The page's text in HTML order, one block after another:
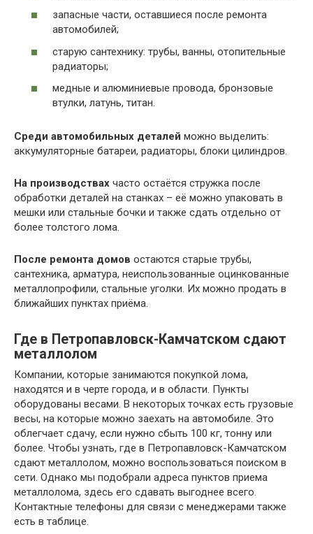
запасные части, оставшиеся после ремонта
автомобилей;
старую сантехнику: трубы, ванны, отопительные
радиаторы;
медные и алюминиевые провода, бронзовые
втулки, латунь, титан.
Среди автомобильных деталей можно выделить:
аккумуляторные батареи, радиаторы, блоки цилиндров.
На производствах часто остаётся стружка после
обработки деталей на станках – её можно упаковать в
мешки или стальные бочки и также сдать отдельно от
более толстого лома.
После ремонта домов остаются старые трубы,
сантехника, арматура, неиспользованные оцинкованные
металлопрофили, стальные уголки. Их можно продать в
ближайших пунктах приёма.
Где в Петропавловск-Камчатском сдают
металлолом
Компании, которые занимаются покупкой лома,
находятся и в черте города, и в области. Пункты
оборудованы весами. В некоторых точках есть грузовые
весы, на которые можно заехать на автомобиле. Это
облегчает сдачу, если нужно сбыть 100 кг, тонну или
более. Чтобы узнать, где в Петропавловск-Камчатском
сдают металлолом, можно воспользоваться поиском в
сети. Однако мы подобрали адреса пунктов приема
металлолома, здесь его сдавать выгоднее всего.
Контактные телефоны для связи с менеджерами также
есть в таблице.